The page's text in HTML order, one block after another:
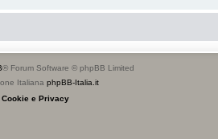
® Forum Software © phpBB Limited
Italiana phpBB-Italia.it
Cookie e Privacy